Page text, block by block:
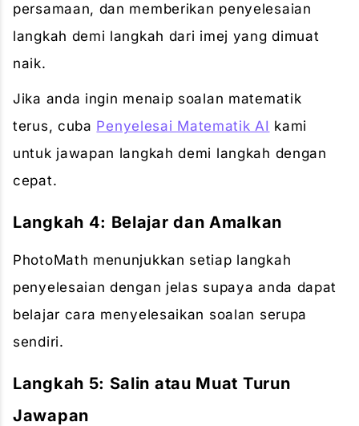
persamaan, dan memberikan penyelesaian
langkah demi langkah dari imej yang dimuat
naik.
Jika anda ingin menaip soalan matematik
terus, cuba Penyelesai Matematik AI kami
untuk jawapan langkah demi langkah dengan
cepat.
Langkah 4: Belajar dan Amalkan
PhotoMath menunjukkan setiap langkah
penyelesaian dengan jelas supaya anda dapat
belajar cara menyelesaikan soalan serupa
sendiri.
Langkah 5: Salin atau Muat Turun
Jawapan